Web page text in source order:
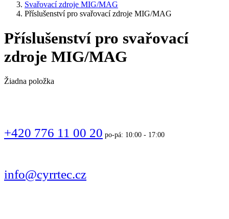
Svařovací zdroje MIG/MAG
Příslušenství pro svařovací zdroje MIG/MAG
Příslušenství pro svařovací
zdroje MIG/MAG
Žiadna položka
+420 776 11 00 20 po-pá: 10:00 - 17:00
info@cyrrtec.cz